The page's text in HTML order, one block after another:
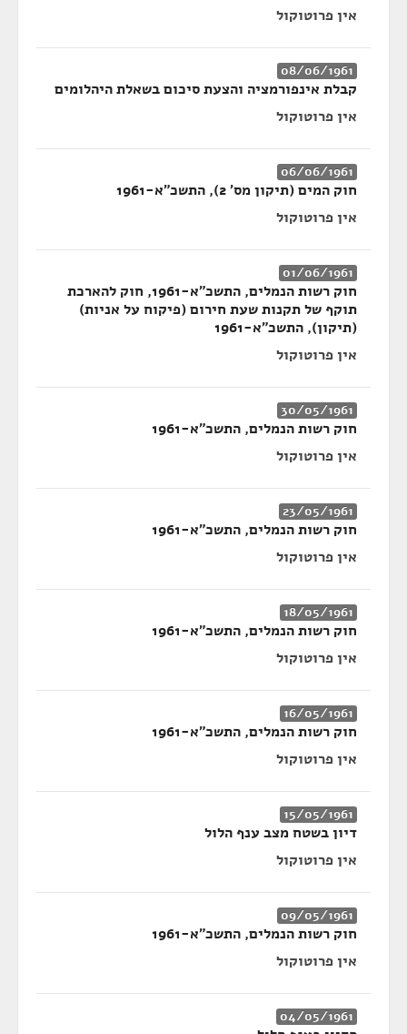
אין פרוטוקול
08/06/1961
קבלת אינפורמציה והצעת סיכום בשאלת היהלומים
אין פרוטוקול
06/06/1961
חוק המים (תיקון מס' 2), התשכ"א-1961
אין פרוטוקול
01/06/1961
חוק רשות הנמלים, התשכ"א-1961, חוק להארכת
תוקף של תקנות שעת חירום (פיקוח על אניות)
(תיקון), התשכ"א-1961
אין פרוטוקול
30/05/1961
חוק רשות הנמלים, התשכ"א-1961
אין פרוטוקול
23/05/1961
חוק רשות הנמלים, התשכ"א-1961
אין פרוטוקול
18/05/1961
חוק רשות הנמלים, התשכ"א-1961
אין פרוטוקול
16/05/1961
חוק רשות הנמלים, התשכ"א-1961
אין פרוטוקול
15/05/1961
דיון בשטח מצב ענף הלול
אין פרוטוקול
09/05/1961
חוק רשות הנמלים, התשכ"א-1961
אין פרוטוקול
04/05/1961